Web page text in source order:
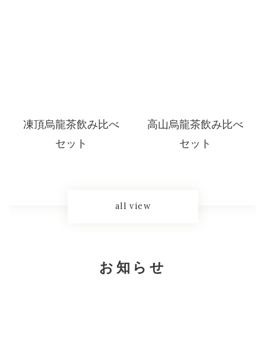
凍頂烏龍茶飲み比べ
セット
高山烏龍茶飲み比べ
セット
all view
お知らせ